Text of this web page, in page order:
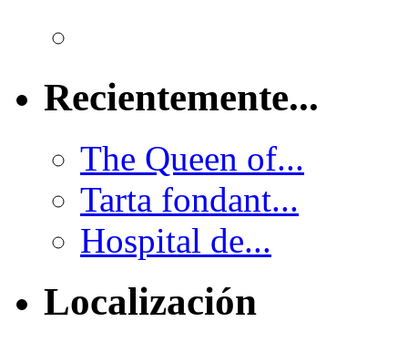
Recientemente...
The Queen of...
Tarta fondant...
Hospital de...
Localización